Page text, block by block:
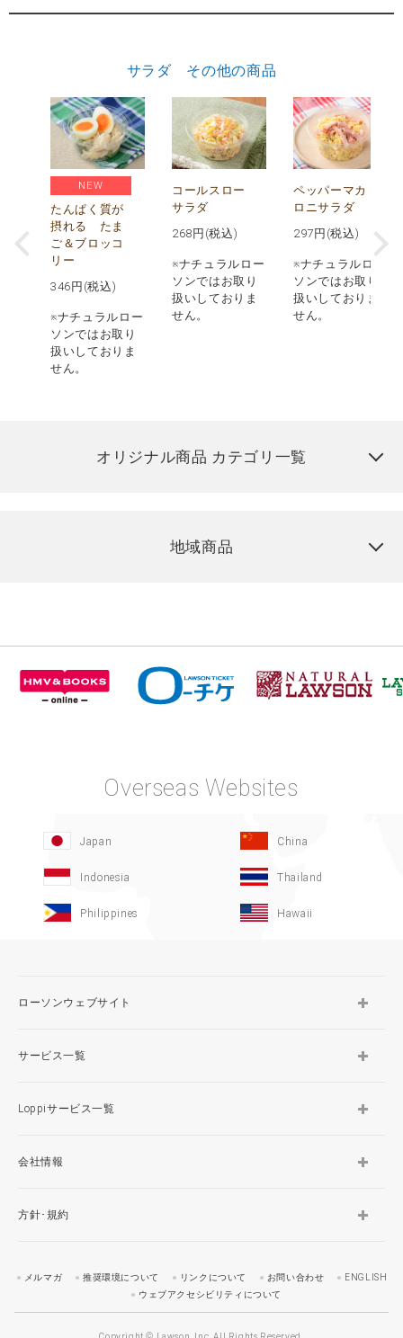
サラダ その他の商品
NEW
たんぱく質が
摂れる たま
ご＆ブロッコ
リー
346 円(税込)
※ナチュラルロー
ソンではお取り
扱いしておりま
せん。
コールスロー
サラダ
268 円(税込)
※ナチュラルロー
ソンではお取り
扱いしておりま
せん。
ペッパーマカ
ロニサラダ
297 円(税込)
※ナチュラルロー
ソンではお取り
扱いしておりま
せん。
オリジナル商品 カテゴリ一覧
地域商品
Overseas Websites
Japan China
Indonesia Thailand
Philippines Hawaii
ローソンウェブサイト
サービス一覧
Loppiサービス一覧
会社情報
方針･規約
メルマガ 推奨環境について リンクについて お問い合わせ
ENGLISH
ウェブアクセシビリティについて